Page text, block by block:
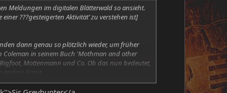
Meldungen im digitalen Blätterwald so ansieht.
???gesteigerten Aktivität’ zu verstehen ist]
dann genau so plötzlich wieder, um früher
Coleman in seinem Buch 'Mothman and other
Mottenmann und Co. Ob das nun bedeutet,
Frage.
Juni 2oo6 interessante Zwischenfälle: Ein alter